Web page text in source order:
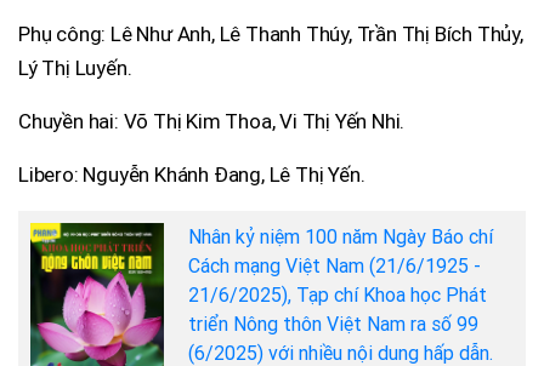
Phụ công: Lê Như Anh, Lê Thanh Thúy, Trần Thị Bích Thủy,
Lý Thị Luyến.
Chuyền hai: Võ Thị Kim Thoa, Vi Thị Yến Nhi.
Libero: Nguyễn Khánh Đang, Lê Thị Yến.
Nhân kỷ niệm 100 năm Ngày Báo chí
Cách mạng Việt Nam (21/6/1925 -
21/6/2025), Tạp chí Khoa học Phát
triển Nông thôn Việt Nam ra số 99
(6/2025) với nhiều nội dung hấp dẫn.